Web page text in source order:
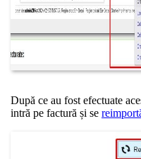
După ce au fost efectuate
intră pe factură și se